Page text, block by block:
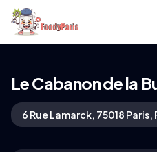
Le Cabanon de la
6 Rue Lamarck, 75018 Paris,